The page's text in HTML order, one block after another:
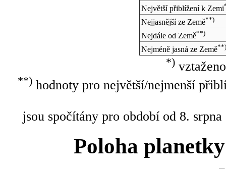
Největší přiblížení k Zemi
Nejjasnější ze Země**)
Nejdále od Země**)
Nejméně jasná ze Země**)
*)
**)hodnoty pro největší/nejmenší
jsou spočítány pro období od 8.
Poloha